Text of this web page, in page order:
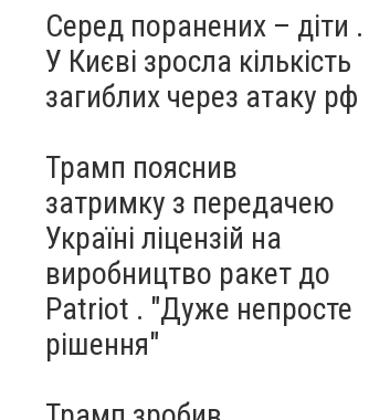
Серед поранених – діти .
У Києві зросла кількість
загиблих через атаку рф
Трамп пояснив
затримку з передачею
Україні ліцензій на
виробництво ракет до
Patriot . "Дуже непросте
рішення"